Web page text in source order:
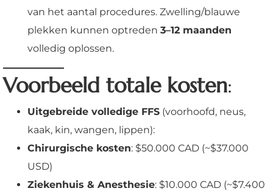
van het aantal procedures. Zwelling/blauwe
plekken kunnen optreden 3–12 maanden
volledig oplossen.
Voorbeeld totale kosten:
Uitgebreide volledige FFS (voorhoofd, neus,
kaak, kin, wangen, lippen):
Chirurgische kosten: $50.000 CAD (~$37.000
USD)
Ziekenhuis & Anesthesie: $10.000 CAD (~$7.400